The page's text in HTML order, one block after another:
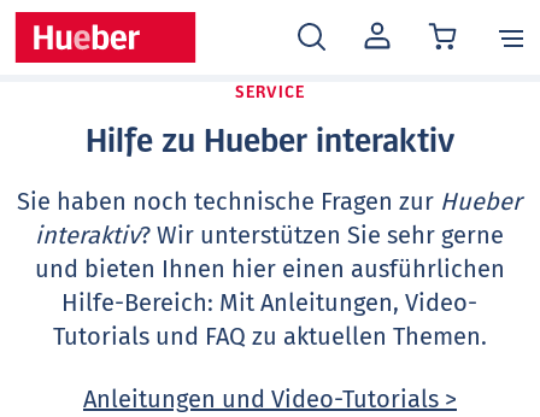
MEIN
KONTO
SERVICE
Hilfe zu Hueber interaktiv
Sie haben noch technische Fragen zur Hueber
interaktiv? Wir unterstützen Sie sehr gerne
und bieten Ihnen hier einen ausführlichen
Hilfe-Bereich: Mit Anleitungen, Video-
Tutorials und FAQ zu aktuellen Themen.
Anleitungen und Video-Tutorials >